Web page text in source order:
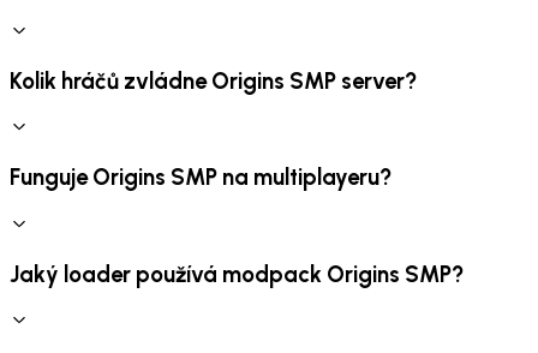
Kolik hráčů zvládne Origins SMP server?
Funguje Origins SMP na multiplayeru?
Jaký loader používá modpack Origins SMP?